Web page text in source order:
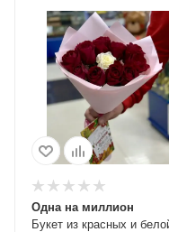
Букет из красных и
Одна на миллион